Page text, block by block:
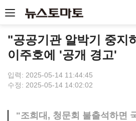
"공공기관 알박기 중지
이주호에 '공개 경고'
입력: 2025-05-14 11:44:45
수정: 2025-05-14 14:02:02
"조희대, 청문회 불출석하면